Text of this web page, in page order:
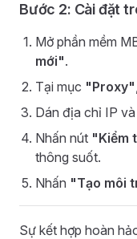
Bước 2: Cài đặt
Mở phần mềm
mới".
Tại mục "Proxy"
Dán địa chỉ IP
Nhấn nút "Kiểm
thông suốt.
Nhấn "Tạo môi
Sự kết hợp hoàn